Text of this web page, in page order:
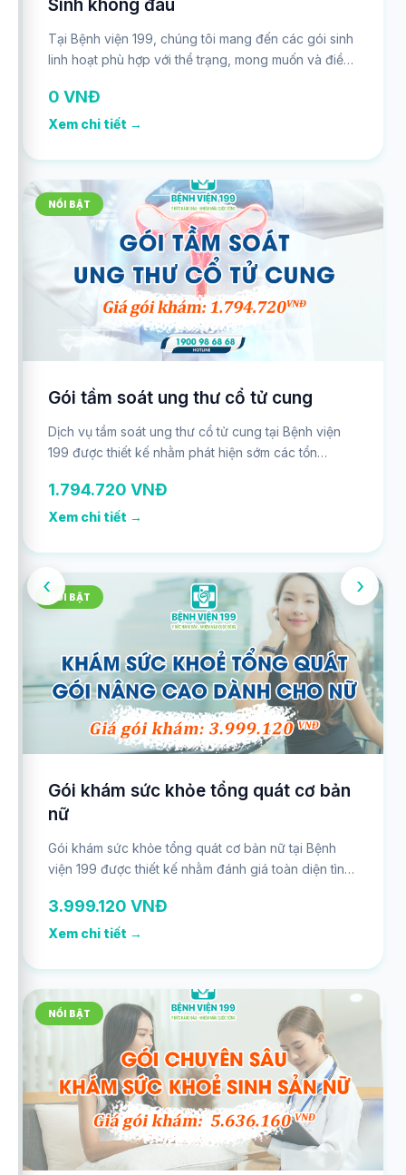
Sinh không đau
Tại Bệnh viện 199, chúng tôi mang đến các gói sinh
linh hoạt phù hợp với thể trạng, mong muốn và điều
cạn” diễn ra an toàn, nhẹ nhàng và đáng nhớ
0 VNĐ
Xem chi tiết →
NỔI BẬT
Gói tầm soát ung thư cổ tử cung
Dịch vụ tầm soát ung thư cổ tử cung tại Bệnh viện
199 được thiết kế nhằm phát hiện sớm các tổn
đặc biệt là phụ nữ đã từng quan hệ tình dục hoặc từ
21 tuổi trở lên. Gói tầm soát bao gồm:
1.794.720 VNĐ
Xem chi tiết →
NỔI BẬT
Gói khám sức khỏe tổng quát cơ bản
nữ
Gói khám sức khỏe tổng quát cơ bản nữ tại Bệnh
viện 199 được thiết kế nhằm đánh giá toàn diện tình
quan trọng như tim mạch, gan, thận, tuyến giáp,
đồng thời tầm soát sớm nguy cơ các bệnh lý chuyển
giới ở mọi độ tuổi, đặc biệt khuyến khích thực hiện
định kỳ mỗi năm một lần để kịp thời phát hiện và
phòng ngừa bệnh lý tiềm ẩn.
3.999.120 VNĐ
Xem chi tiết →
NỔI BẬT
‹ ›